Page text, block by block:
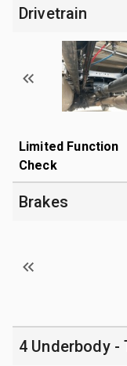
Drivetrain
Limited Function
Check
Brakes
4 Underbody -